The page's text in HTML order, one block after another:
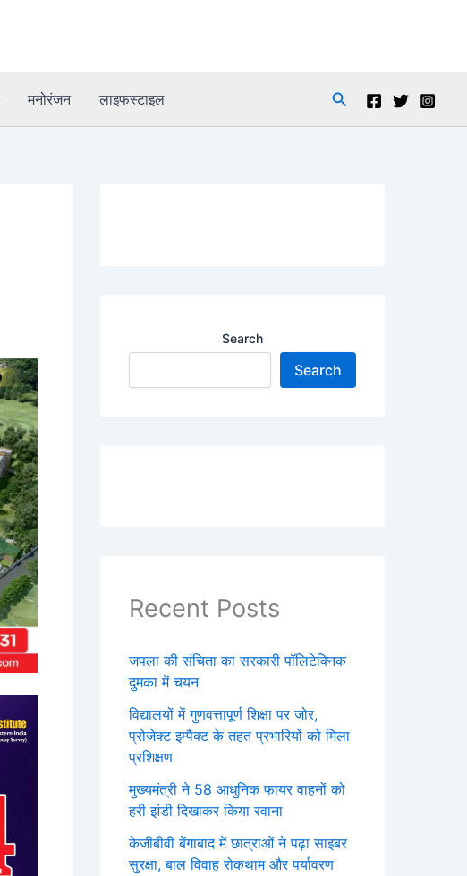
मनोरंजन लाइफस्टाइल Search
Search
Search
Recent Posts
जपला की संचिता का सरकारी पॉलिटेक्निक
दुमका में चयन
विद्यालयों में गुणवत्तापूर्ण शिक्षा पर जोर,
प्रोजेक्ट इम्पैक्ट के तहत प्रभारियों को मिला
प्रशिक्षण
मुख्यमंत्री ने 58 आधुनिक फायर वाहनों को
हरी झंडी दिखाकर किया रवाना
केजीबीवी बेंगाबाद में छात्राओं ने पढ़ा साइबर
सुरक्षा, बाल विवाह रोकथाम और पर्यावरण